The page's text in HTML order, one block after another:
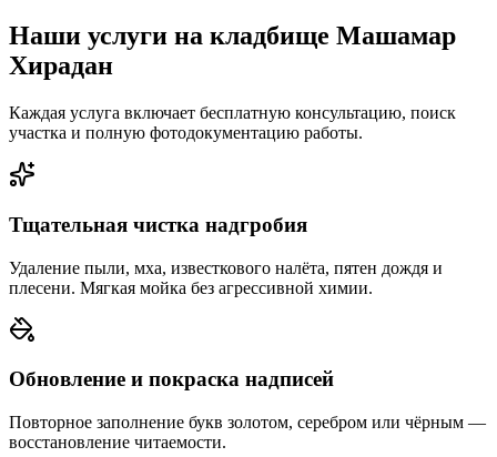
Наши услуги на кладбище Машамар
Хирадан
Каждая услуга включает бесплатную консультацию, поиск
участка и полную фотодокументацию работы.
Тщательная чистка надгробия
Удаление пыли, мха, известкового налёта, пятен дождя и
плесени. Мягкая мойка без агрессивной химии.
Обновление и покраска надписей
Повторное заполнение букв золотом, серебром или чёрным —
восстановление читаемости.